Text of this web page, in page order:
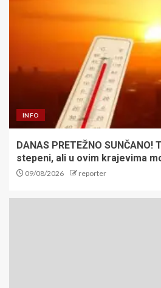
INFO
DANAS PRETEŽNO
stepeni, ali u ovim krajevima
09/08/2026 reporter